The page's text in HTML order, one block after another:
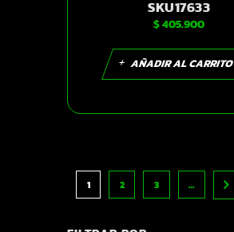
SKU17633
$ 405.900
AÑADIR AL CARRITO
1 2 3 …